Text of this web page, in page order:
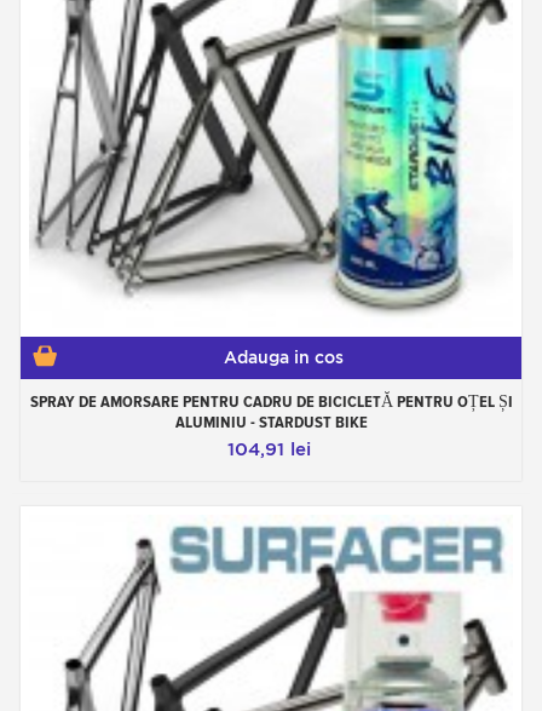
Adauga in cos
SPRAY DE AMORSARE PENTRU CADRU DE BICICLETĂ PENTRU OȚEL ȘI
ALUMINIU - STARDUST BIKE
104,91 lei